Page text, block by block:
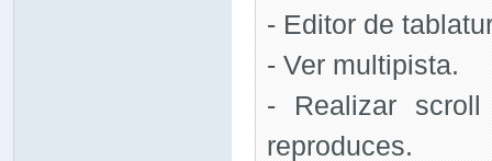
- Editor de
- Ver multipista.
- Realizar scroll
reproduces.